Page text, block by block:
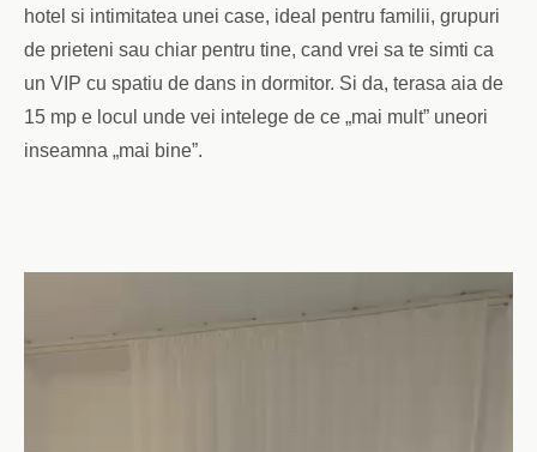
hotel si intimitatea unei case, ideal pentru familii, grupuri
de prieteni sau chiar pentru tine, cand vrei sa te simti ca
un VIP cu spatiu de dans in dormitor. Si da, terasa aia de
15 mp e locul unde vei intelege de ce „mai mult” uneori
inseamna „mai bine”.